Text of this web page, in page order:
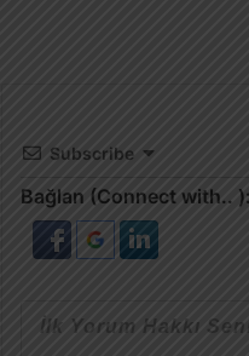
Subscribe
Bağlan (Connect with.. ):